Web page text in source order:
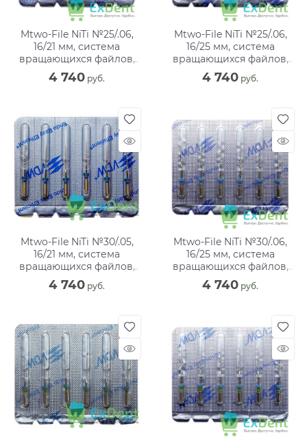
Mtwo-File NiTi №25/.06,
16/21 мм, система
вращающихся файлов,
блистер (6 шт)
4 740 руб.
Mtwo-File NiTi №25/.06,
16/25 мм, система
вращающихся файлов,
блистер (6 шт)
4 740 руб.
Mtwo-File NiTi №30/.05,
16/21 мм, система
вращающихся файлов,
блистер (6 шт)
4 740 руб.
Mtwo-File NiTi №30/.06,
16/25 мм, система
вращающихся файлов,
блистер (6 шт)
4 740 руб.